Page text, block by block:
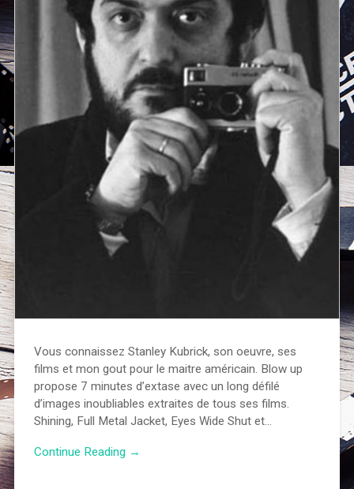
Vous connaissez Stanley Kubrick, son oeuvre, ses
films et mon gout pour le maitre américain. Blow up
propose 7 minutes d’extase avec un long défilé
d’images inoubliables extraites de tous ses films.
Shining, Full Metal Jacket, Eyes Wide Shut et…
Continue Reading →